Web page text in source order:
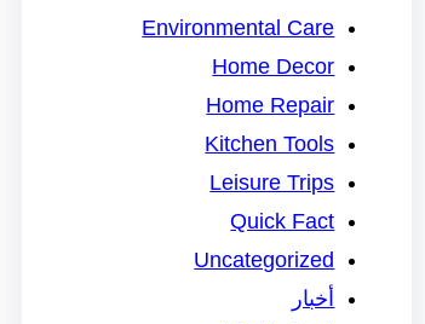
Environmental Care
Home Decor
Home Repair
Kitchen Tools
Leisure Trips
Quick Fact
Uncategorized
أخبار